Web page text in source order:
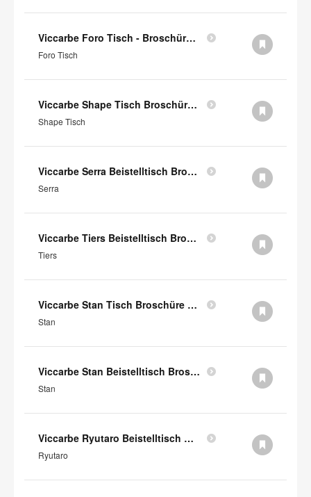
Viccarbe Foro Tisch - Broschüre (auf englisch)
Foro Tisch
Viccarbe Shape Tisch Broschüre (auf Englisch)
Shape Tisch
Viccarbe Serra Beistelltisch Broschüre (auf Englisch)
Serra
Viccarbe Tiers Beistelltisch Broschüre (auf Englisch)
Tiers
Viccarbe Stan Tisch Broschüre (auf Englisch)
Stan
Viccarbe Stan Beistelltisch Broschüre (auf Englisch)
Stan
Viccarbe Ryutaro Beistelltisch Broschüre (auf Englisch)
Ryutaro